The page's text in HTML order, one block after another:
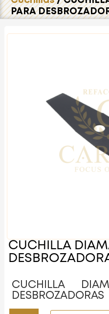
PARA
CUCHILLA
CUCHILLA
DESBROZADORAS